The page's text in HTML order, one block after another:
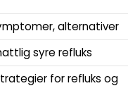
alternativer
syre refluks
for refluks og